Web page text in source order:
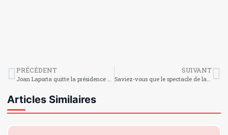
PRÉCÉDENT
Joan Laporta quitte la présidence du FC Barcelone
SUIVANT
Saviez-vous que le spectacle de la mi-temps du Super Bowl de Bad Bunny a attiré environ 135 millions de téléspectateurs ?
Articles Similaires